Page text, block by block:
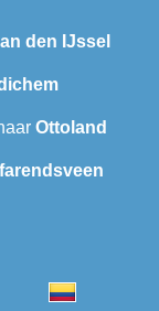
den IJssel
Ottoland